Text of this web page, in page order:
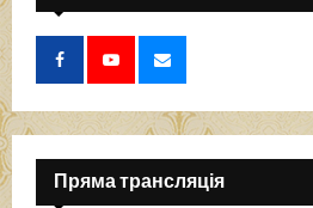
Пряма трансляція